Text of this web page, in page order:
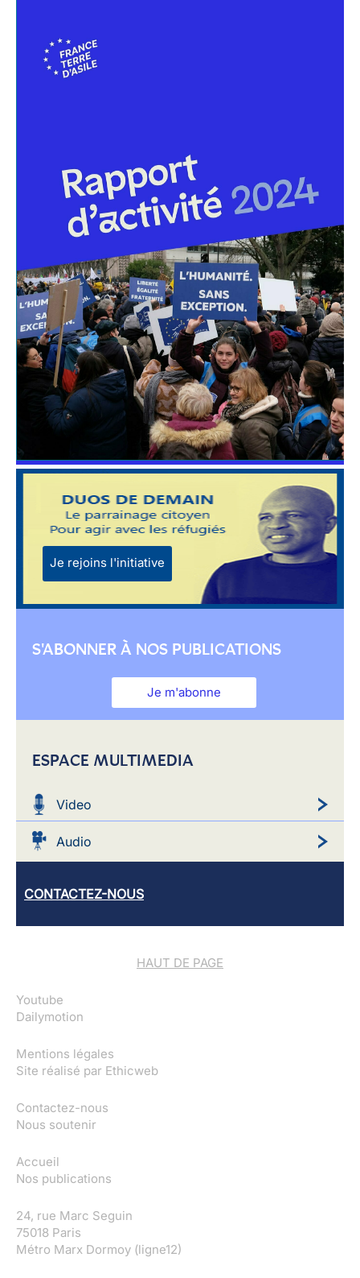
Je rejoins l'initiative
S'ABONNER À NOS PUBLICATIONS
Je m'abonne
ESPACE MULTIMEDIA
Video
Audio
CONTACTEZ-NOUS
HAUT DE PAGE
Youtube
Dailymotion
Mentions légales
Site réalisé par Ethicweb
Contactez-nous
Nous soutenir
Accueil
Nos publications
24, rue Marc Seguin
75018 Paris
Métro Marx Dormoy (ligne12)